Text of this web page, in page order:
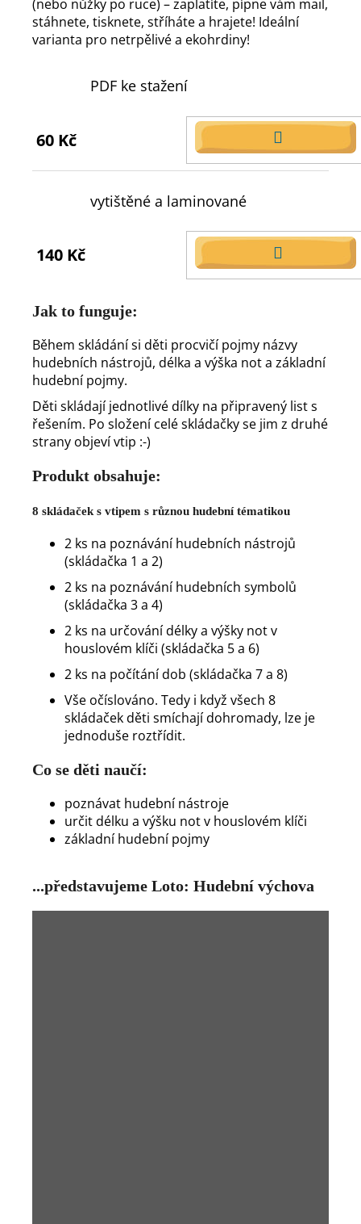
(nebo nůžky po ruce) – zaplatíte, pípne vám mail,
stáhnete, tisknete, stříháte a hrajete! Ideální
varianta pro netrpělivé a ekohrdiny!
PDF ke stažení
60 Kč
DO
KOŠÍKU
vytištěné a laminované
140 Kč
DO
KOŠÍKU
Jak to funguje:
Během skládání si děti procvičí pojmy názvy
hudebních nástrojů, délka a výška not a základní
hudební pojmy.
Děti skládají jednotlivé dílky na připravený list s
řešením. Po složení celé skládačky se jim z druhé
strany objeví vtip :-)
Produkt obsahuje:
8 skládaček s vtipem s různou hudební tématikou
2 ks na poznávání hudebních nástrojů
(skládačka 1 a 2)
2 ks na poznávání hudebních symbolů
(skládačka 3 a 4)
2 ks na určování délky a výšky not v
houslovém klíči (skládačka 5 a 6)
2 ks na počítání dob (skládačka 7 a 8)
Vše očíslováno. Tedy i když všech 8
skládaček děti smíchají dohromady, lze je
jednoduše roztřídit.
Co se děti naučí:
poznávat hudební nástroje
určit délku a výšku not v houslovém klíči
základní hudební pojmy
...představujeme Loto: Hudební výchova